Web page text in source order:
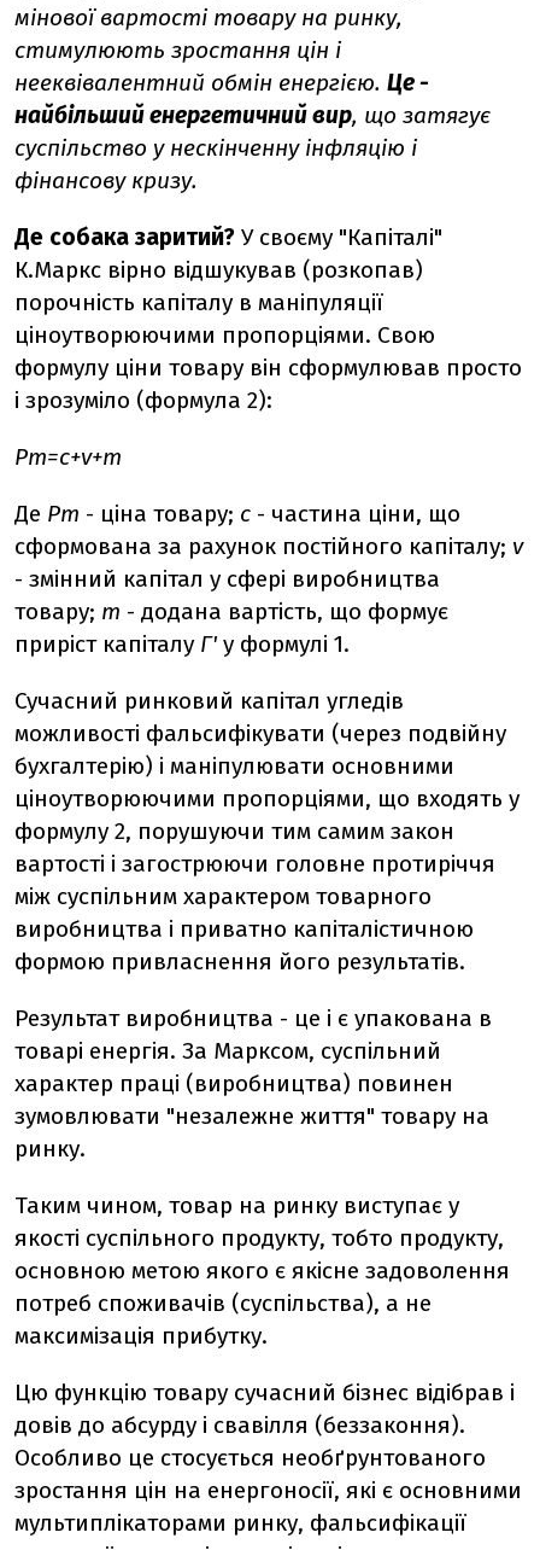
мінової вартості товару на ринку,
стимулюють зростання цін і
нееквівалентний обмін енергією. Це -
найбільший енергетичний вир, що затягує
суспільство у нескінченну інфляцію і
фінансову кризу.
Де собака заритий? У своєму "Капіталі"
К.Маркс вірно відшукував (розкопав)
порочність капіталу в маніпуляції
ціноутворюючими пропорціями. Свою
формулу ціни товару він сформулював просто
і зрозуміло (формула 2):
Рт=с+v+m
Де Рт - ціна товару; с - частина ціни, що
сформована за рахунок постійного капіталу; v
- змінний капітал у сфері виробництва
товару; m - додана вартість, що формує
приріст капіталу Г' у формулі 1.
Сучасний ринковий капітал угледів
можливості фальсифікувати (через подвійну
бухгалтерію) і маніпулювати основними
ціноутворюючими пропорціями, що входять у
формулу 2, порушуючи тим самим закон
вартості і загострюючи головне протиріччя
між суспільним характером товарного
виробництва і приватно капіталістичною
формою привласнення його результатів.
Результат виробництва - це і є упакована в
товарі енергія. За Марксом, суспільний
характер праці (виробництва) повинен
зумовлювати "незалежне життя" товару на
ринку.
Таким чином, товар на ринку виступає у
якості суспільного продукту, тобто продукту,
основною метою якого є якісне задоволення
потреб споживачів (суспільства), а не
максимізація прибутку.
Цю функцію товару сучасний бізнес відібрав і
довів до абсурду і свавілля (беззаконня).
Особливо це стосується необґрунтованого
зростання цін на енергоносії, які є основними
мультиплікаторами ринку, фальсифікації